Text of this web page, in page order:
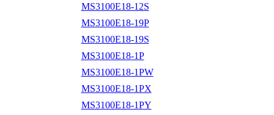
MS3100E18-12S
MS3100E18-19P
MS3100E18-19S
MS3100E18-1P
MS3100E18-1PW
MS3100E18-1PX
MS3100E18-1PY